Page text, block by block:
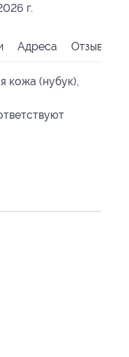
г.
Адреса Отзывы
кожа (нубук),